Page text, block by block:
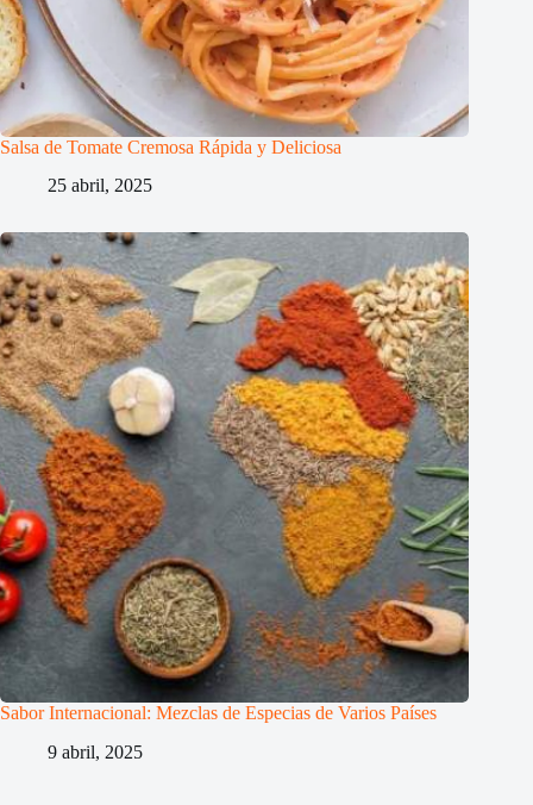
Salsa de Tomate Cremosa Rápida y Deliciosa
25 abril, 2025
Sabor Internacional: Mezclas de Especias de Varios Países
9 abril, 2025